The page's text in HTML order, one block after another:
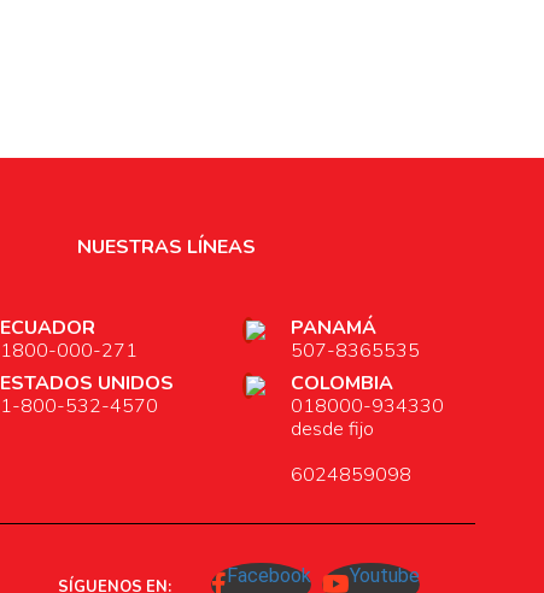
NUESTRAS LÍNEAS
ECUADOR
1800-000-271
PANAMÁ
507-8365535
ESTADOS UNIDOS
1-800-532-4570
COLOMBIA
018000-934330
desde fijo
6024859098
SÍGUENOS EN: Facebook Youtube